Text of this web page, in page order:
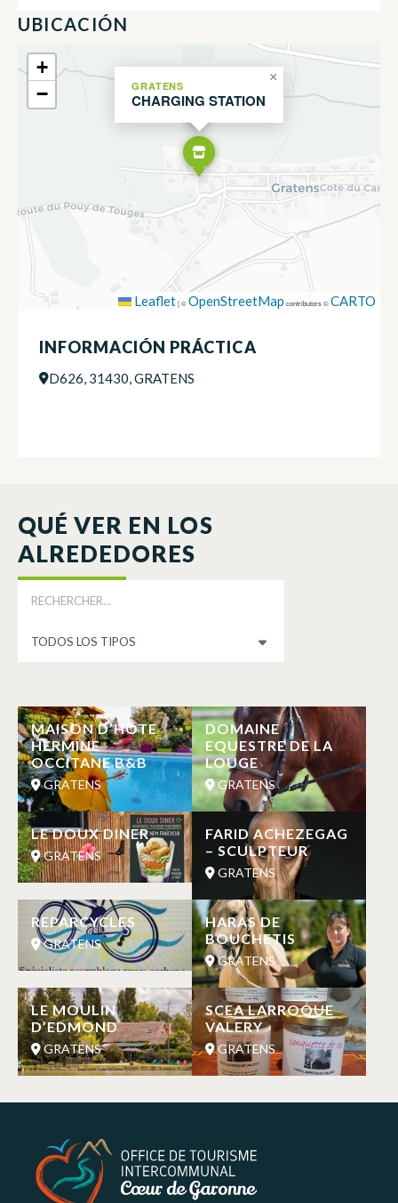
UBICACIÓN
GRATENS
CHARGING STATION
×
+
−
Leaflet|©OpenStreetMap contributors ©CARTO
INFORMACIÓN PRÁCTICA
D626, 31430, GRATENS
QUÉ VER EN LOS
ALREDEDORES
MAISON D’HOTE
HERMINE
OCCITANE B&B
GRATENS
DOMAINE
EQUESTRE DE LA
LOUGE
GRATENS
LE DOUX DINER
GRATENS
FARID ACHEZEGAG
– SCULPTEUR
GRATENS
REPARCYCLES
GRATENS
HARAS DE
BOUCHETIS
GRATENS
LE MOULIN
D’EDMOND
GRATENS
SCEA LARROQUE
VALERY
GRATENS